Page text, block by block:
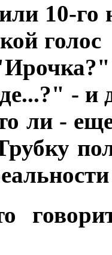
10-го
- и
ли -